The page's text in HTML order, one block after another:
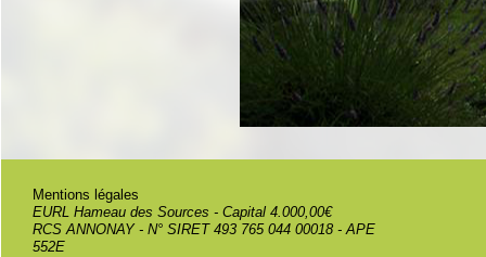
Mentions légales
EURL Hameau des Sources - Capital 4.000,00€
RCS ANNONAY - N° SIRET 493 765 044 00018 - APE
552E